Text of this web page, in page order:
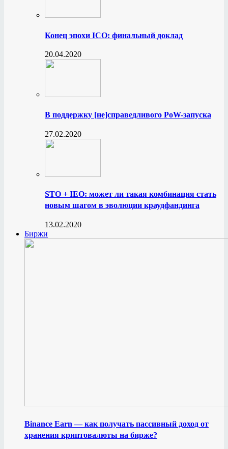
Конец эпохи ICO: финальный доклад
20.04.2020
В поддержку [не]справедливого PoW-запуска
27.02.2020
STO + IEO: может ли такая комбинация стать
новым шагом в эволюции краудфандинга
13.02.2020
Биржи
Binance Earn — как получать пассивный доход от
хранения криптовалюты на бирже?